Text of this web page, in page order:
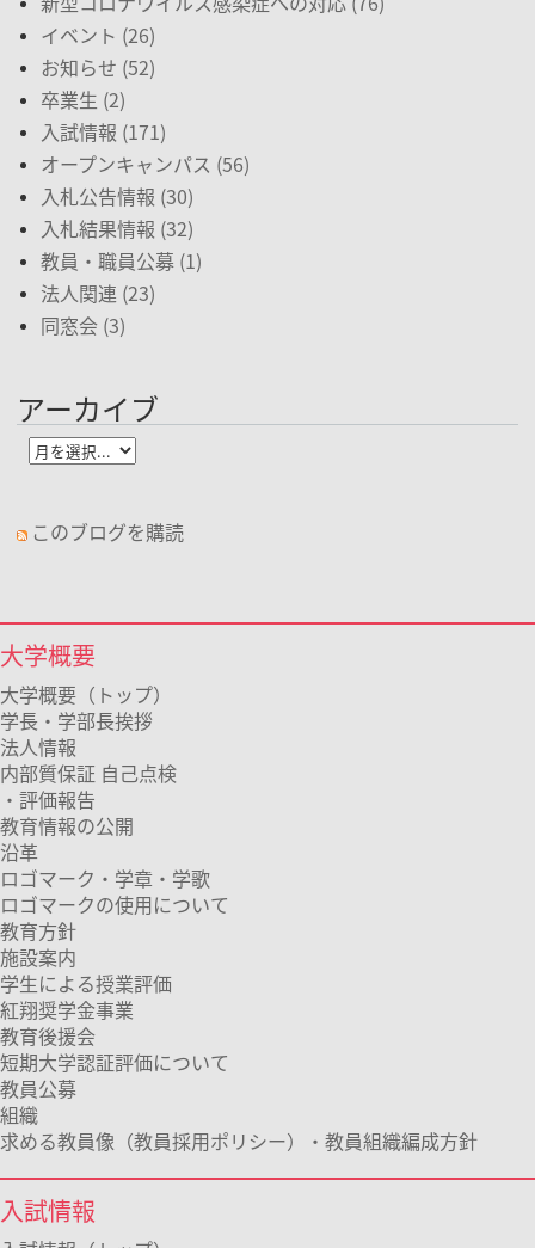
イベント (26)
お知らせ (52)
卒業生 (2)
入試情報 (171)
オープンキャンパス (56)
入札公告情報 (30)
入札結果情報 (32)
教員・職員公募 (1)
法人関連 (23)
同窓会 (3)
アーカイブ
このブログを購読
大学概要
大学概要（トップ）
学長・学部長挨拶
法人情報
内部質保証 自己点検
・評価報告
教育情報の公開
沿革
ロゴマーク・学章・学歌
ロゴマークの使用について
教育方針
施設案内
学生による授業評価
紅翔奨学金事業
教育後援会
短期大学認証評価について
教員公募
組織
求める教員像（教員採用ポリシー）・教員組織編成方針
入試情報